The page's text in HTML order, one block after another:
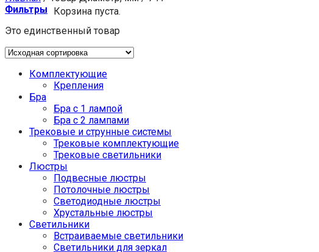
Корзина пуста.
Фильтры
Это единственный товар
Комплектующие
Крепления
Бра
Бра с 1 лампой
Бра с 2 лампами
Трековые и струнные системы
Трековые комплектующие
Трековые светильники
Люстры
Подвесные люстры
Потолочные люстры
Светодиодные люстры
Хрустальные люстры
Светильники
Встраиваемые светильники
Светильники для зеркал